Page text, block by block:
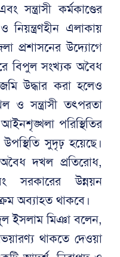
সন্ত্রাসী কর্মকাণ্ডের
এলাকায়
প্রশাসনের উদ্যোগে
বিপুল সংখ্যক অবৈধ
উদ্ধার করা হলেও
ও সন্ত্রাসী তৎপরতা
পরিস্থিতির
সুদৃঢ় হয়েছে।
দখল প্রতিরোধ,
সরকারের উন্নয়ন
অব্যাহত থাকবে।
ইসলাম মিঞা বলেন,
থাকতে দেওয়া